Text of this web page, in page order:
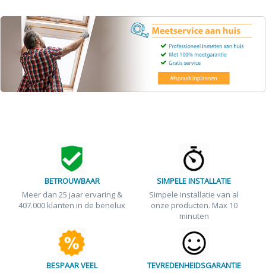
BETROUWBAAR
Meer dan 25 jaar ervaring &
407.000 klanten in de benelux
SIMPELE INSTALLATIE
Simpele installatie van al
onze producten. Max 10
minuten
BESPAAR VEEL
TEVREDENHEIDSGARANTIE